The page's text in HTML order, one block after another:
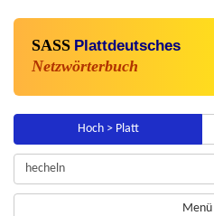
SASS Plattdeutsches
Netzwörterbuch
Hoch > Platt
Menü